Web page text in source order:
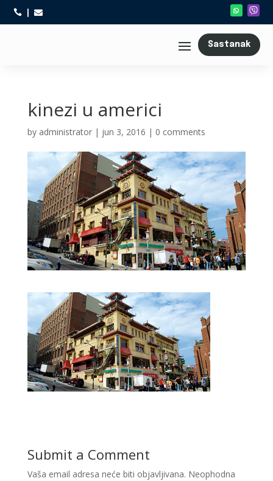
 
Sastanak
kinezi u americi
by administrator| jun 3, 2016 | 0 comments
Submit a Comment
Vaša email adresa neće biti objavljivana. Neophodna